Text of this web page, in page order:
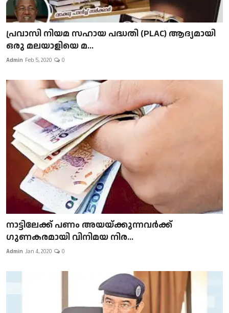
പ്രവാസി നിയമ സഹായ പദ്ധതി (PLAC) ആദ്യമായി
ഒരു മലയാളിയെ മ...
Admin Feb 5, 2020 0
നാട്ടിലേക്ക് പണം അയയ്ക്കുന്നവർക്ക്
ഗുണകരമായി വിനിമയ നിര...
Admin Jan 4, 2020 0